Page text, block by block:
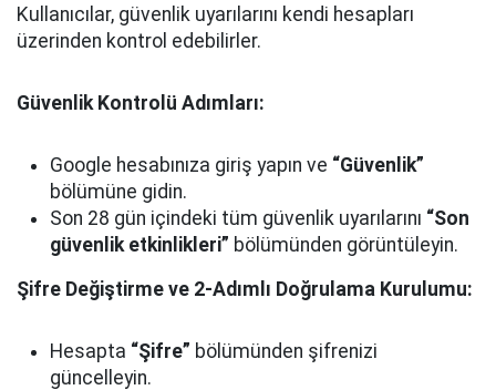
Kullanıcılar, güvenlik uyarılarını kendi hesapları
üzerinden kontrol edebilirler.
Güvenlik Kontrolü Adımları:
Google hesabınıza giriş yapın ve “Güvenlik”
bölümüne gidin.
Son 28 gün içindeki tüm güvenlik uyarılarını “Son
güvenlik etkinlikleri” bölümünden görüntüleyin.
Şifre Değiştirme ve 2-Adımlı Doğrulama Kurulumu:
Hesapta “Şifre” bölümünden şifrenizi
güncelleyin.